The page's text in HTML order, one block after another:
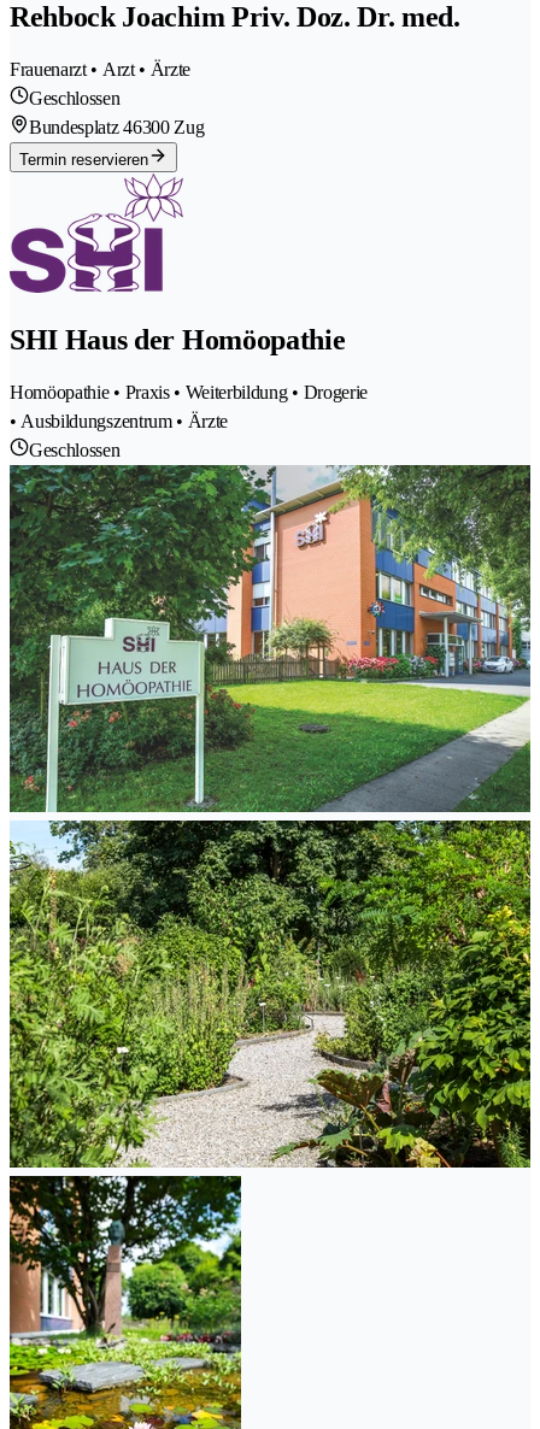
Rehbock Joachim Priv. Doz. Dr. med.
Frauenarzt • Arzt • Ärzte
Geschlossen
Bundesplatz 46300 Zug
Termin reservieren
SHI Haus der Homöopathie
Homöopathie • Praxis • Weiterbildung • Drogerie
• Ausbildungszentrum • Ärzte
Geschlossen